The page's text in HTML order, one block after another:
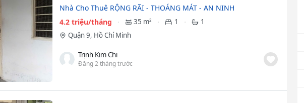
Nhà Cho Thuê RỘNG RÃI - THOÁNG MÁT - AN NINH
4.2 triệu/tháng
35 m² 1
1
Quận 9, Hồ Chí Minh
Trịnh Kim Chi
Đăng 2 tháng trước